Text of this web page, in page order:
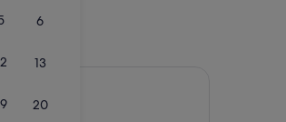
6
13
20